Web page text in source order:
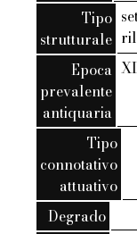
Tipo
strutturale
Epoca
prevalente
antiquaria
Tipo
connotativo
attuativo
Degrado